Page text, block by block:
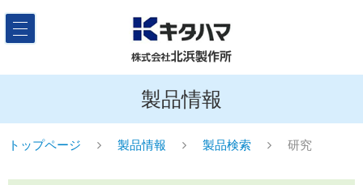
製品情報
トップページ 製品情報 製品検索 研究